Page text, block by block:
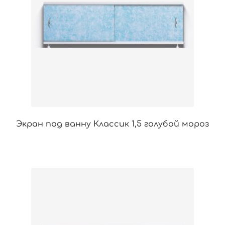
Экран под ванну Классик 1,5 голубой мороз